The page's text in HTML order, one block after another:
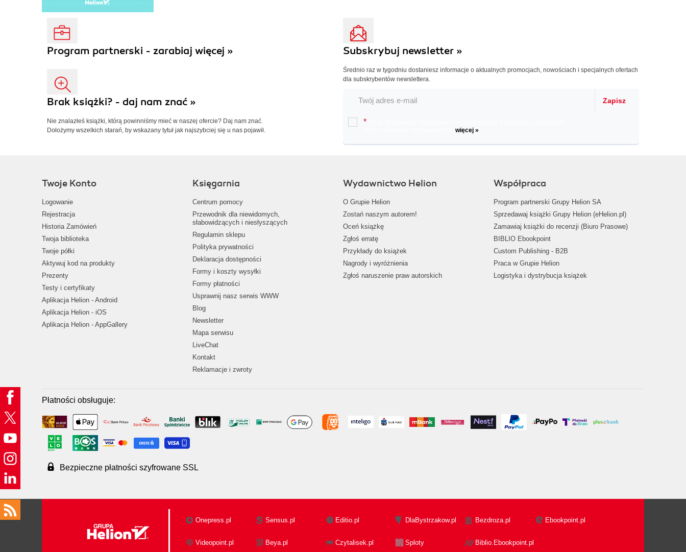
Program partnerski - zarabiaj więcej »
Brak książki? - daj nam znać »
Nie znalazłeś książki, którą powinniśmy mieć w naszej ofercie? Daj nam znać.
Dołożymy wszelkich starań, by wskazany tytuł jak najszybciej się u nas pojawił.
Subskrybuj newsletter »
Średnio raz w tygodniu dostaniesz informacje o aktualnych promocjach, nowościach i specjalnych ofertach
dla subskrybentów newslettera.
Zapisz
*
więcej »
Twoje Konto
Logowanie
Rejestracja
Historia Zamówień
Twoja biblioteka
Twoje półki
Aktywuj kod na produkty
Prezenty
Testy i certyfikaty
Aplikacja Helion - Android
Aplikacja Helion - iOS
Aplikacja Helion - AppGallery
Księgarnia
Centrum pomocy
Przewodnik dla niewidomych,
słabowidzących i niesłyszących
Regulamin sklepu
Polityka prywatności
Deklaracja dostępności
Formy i koszty wysyłki
Formy płatności
Usprawnij nasz serwis WWW
Blog
Newsletter
Mapa serwisu
LiveChat
Kontakt
Reklamacje i zwroty
Wydawnictwo Helion
O Grupie Helion
Zostań naszym autorem!
Oceń książkę
Zgłoś erratę
Przykłady do książek
Nagrody i wyróżnienia
Zgłoś naruszenie praw autorskich
Współpraca
Program partnerski Grupy Helion SA
Sprzedawaj książki Grupy Helion (eHelion.pl)
Zamawiaj książki do recenzji (Biuro Prasowe)
BIBLIO Ebookpoint
Custom Publishing - B2B
Praca w Grupie Helion
Logistyka i dystrybucja książek
Płatności obsługuje:
Bezpieczne płatności szyfrowane SSL
Onepress.pl Sensus.pl Editio.pl DlaBystrzakow.pl Bezdroza.pl Ebookpoint.pl
Videopoint.pl Beya.pl Czytalisek.pl Sploty Biblio.Ebookpoint.pl